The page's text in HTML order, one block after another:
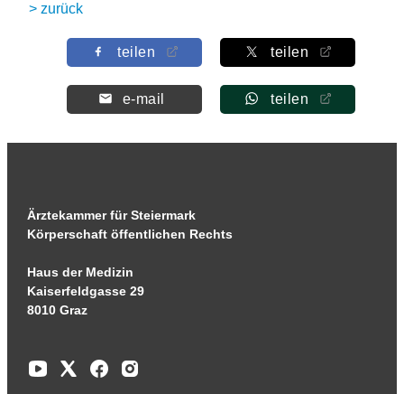
> zurück
teilen teilen
e-mail teilen
Ärztekammer für Steiermark
Körperschaft öffentlichen Rechts
Haus der Medizin
Kaiserfeldgasse 29
8010 Graz